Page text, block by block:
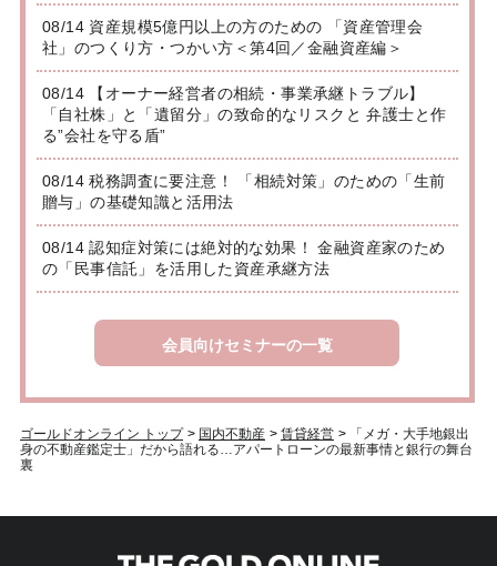
08/14 資産規模5億円以上の方のための 「資産管理会
社」のつくり方・つかい方＜第4回／金融資産編＞
08/14 【オーナー経営者の相続・事業承継トラブル】
「自社株」と「遺留分」の致命的なリスクと 弁護士と作
る”会社を守る盾”
08/14 税務調査に要注意！ 「相続対策」のための「生前
贈与」の基礎知識と活用法
08/14 認知症対策には絶対的な効果！ 金融資産家のため
の「民事信託」を活用した資産承継方法
会員向けセミナーの一覧
ゴールドオンライン トップ > 国内不動産 > 賃貸経営 >
「メガ・大手地銀出
身の不動産鑑定士」だから語れる…アパートローンの最新事情と銀行の舞台
裏